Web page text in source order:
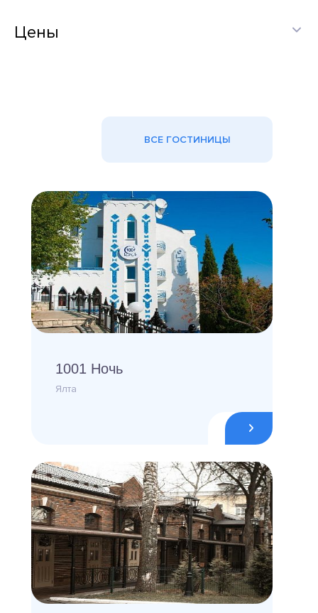
Цены
ВСЕ ГОСТИНИЦЫ
1001 Ночь
Ялта